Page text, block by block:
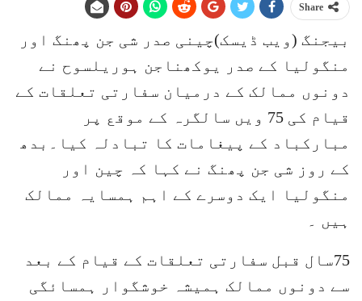
Share
بیجنگ (ویب ڈیسک)چینی صدر شی جن پھنگ اور
منگولیا کے صدر یوکھناجن ہوریلسوح نے
دونوں ممالک کے درمیان سفارتی تعلقات کے
قیام کی 75 ویں سالگرہ کے موقع پر
مبارکباد کے پیغامات کا تبادلہ کیا۔بدھ
کے روز شی جن پھنگ نے کہا کہ چین اور
منگولیا ایک دوسرے کے اہم ہمسایہ ممالک
ہیں ۔
75سال قبل سفارتی تعلقات کے قیام کے بعد
سے دونوں ممالک ہمیشہ خوشگوار ہمسائگی